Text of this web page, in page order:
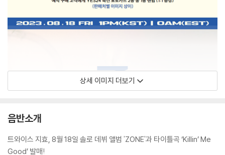
상세 이미지 더보기
음반소개
트와이스 지효, 8월 18일 솔로 데뷔 앨범 'ZONE'과 타이틀곡 ‘Killin’ Me
Good’ 발매!